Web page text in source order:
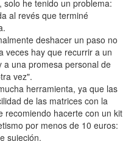
he tenido un problema:
al revés que terminé
deshacer un paso no
veces hay que recurrir a un
una promesa personal de
vez".
herramienta, ya que las
de las matrices con la
recomiendo hacerte con un kit
por menos de 10 euros:
sujeción.